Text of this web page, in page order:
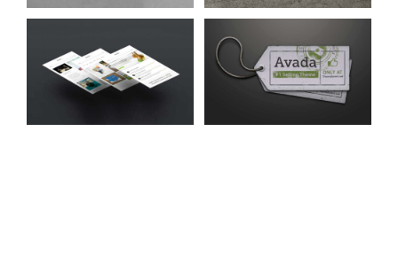
Suspende Phara Urna